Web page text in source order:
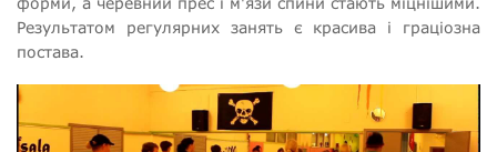
Результатом регулярних занять є красива і граціозна
постава.